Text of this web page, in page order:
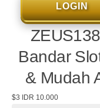
LOGIN
Bandar
& Mudah
$3 IDR 10.000